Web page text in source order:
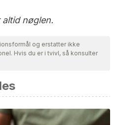
altid nøglen.
og erstatter ikke
Hvis du er i tvivl, så konsulter